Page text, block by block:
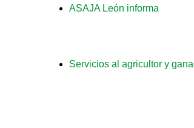
ASAJA León informa
Servicios al agricultor y